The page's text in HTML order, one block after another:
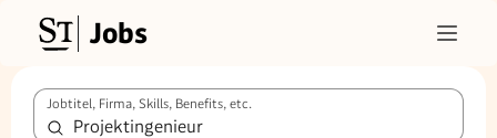
Jobs
Jobtitel, Firma, Skills, Benefits, etc.